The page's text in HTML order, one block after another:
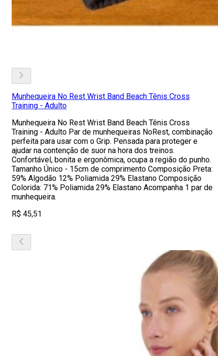
Munhequeira No Rest Wrist Band Beach Tênis Cross
Training - Adulto
Munhequeira No Rest Wrist Band Beach Tênis Cross
Training - Adulto Par de munhequeiras NoRest, combinação
perfeita para usar com o Grip. Pensada para proteger e
ajudar na contenção de suor na hora dos treinos.
Confortável, bonita e ergonômica, ocupa a região do punho.
Tamanho Único - 15cm de comprimento Composição Preta:
59% Algodão 12% Poliamida 29% Elastano Composição
Colorida: 71% Poliamida 29% Elastano Acompanha 1 par de
munhequeira.
R$ 45,51